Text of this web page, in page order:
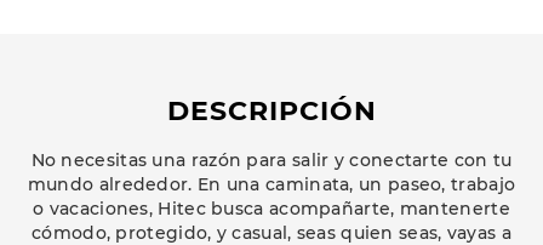
DESCRIPCIÓN
No necesitas una razón para salir y conectarte con tu
mundo alrededor. En una caminata, un paseo, trabajo
o vacaciones, Hitec busca acompañarte, mantenerte
cómodo, protegido, y casual, seas quien seas, vayas a